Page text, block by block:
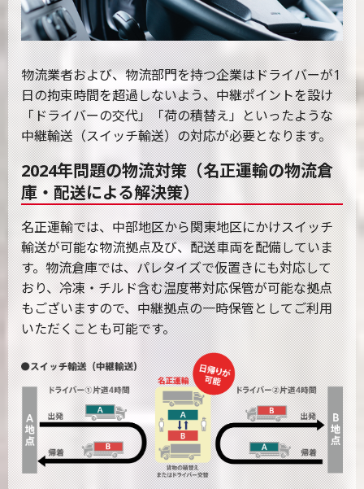
物流業者および、物流部門を持つ企業はドライバーが1
日の拘束時間を超過しないよう、中継ポイントを設け
「ドライバーの交代」「荷の積替え」といったような
中継輸送（スイッチ輸送）の対応が必要となります。
2024年問題の物流対策（名正運輸の物流倉
庫・配送による解決策）
名正運輸では、中部地区から関東地区にかけスイッチ
輸送が可能な物流拠点及び、配送車両を配備していま
す。物流倉庫では、パレタイズで仮置きにも対応して
おり、冷凍・チルド含む温度帯対応保管が可能な拠点
もございますので、中継拠点の一時保管としてご利用
いただくことも可能です。